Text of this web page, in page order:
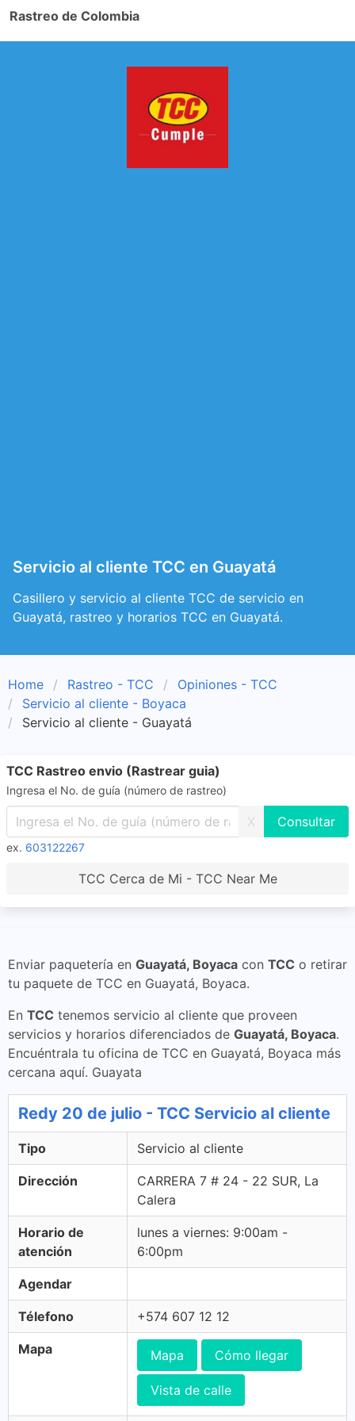
Rastreo de Colombia
Servicio al cliente TCC en Guayatá
Casillero y servicio al cliente TCC de servicio en
Guayatá, rastreo y horarios TCC en Guayatá.
Home Rastreo - TCC
Opiniones - TCC
Servicio al cliente - Boyaca
Servicio al cliente - Guayatá
TCC Rastreo envio (Rastrear guia)
Ingresa el No. de guía (número de rastreo)
X
ex. 603122267
TCC Cerca de Mi - TCC Near Me
Enviar paquetería en Guayatá, Boyaca con TCC o retirar
tu paquete de TCC en Guayatá, Boyaca.
En TCC tenemos servicio al cliente que proveen
servicios y horarios diferenciados de Guayatá, Boyaca.
Encuéntrala tu oficina de TCC en Guayatá, Boyaca más
cercana aquí. Guayata
Redy 20 de julio - TCC Servicio al cliente
Tipo Servicio al cliente
Dirección
CARRERA 7 # 24 - 22 SUR, La
Calera
Horario de
atención
lunes a viernes: 9:00am -
6:00pm
Agendar
Télefono +574 607 12 12
Mapa Mapa Cómo llegar
Vista de calle